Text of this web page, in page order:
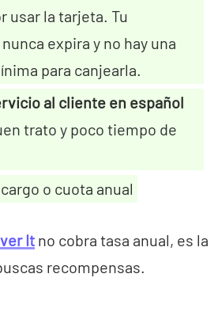
usar la tarjeta. Tu
expira y no hay una
para canjearla.
al cliente en español
trato y poco tiempo de
o cuota anual
It no cobra tasa anual, es la
recompensas.